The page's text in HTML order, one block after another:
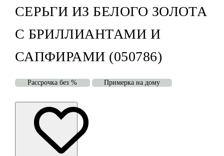
СЕРЬГИ ИЗ БЕЛОГО ЗОЛОТА
С БРИЛЛИАНТАМИ И
САПФИРАМИ (050786)
Рассрочка без % Примерка на дому